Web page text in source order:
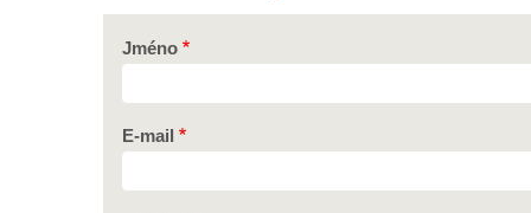
Jméno
E-mail